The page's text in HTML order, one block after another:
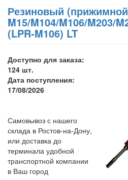
Резиновый
M15/M104/M106/M203/
(LPR-M106) LT
Доступно для заказа:
124 шт.
Дата поступления:
17/08/2026
Самовывоз с нашего
склада в Ростов-на-Дону,
или доставка до
терминала удобной
транспортной компании
в Ваш город